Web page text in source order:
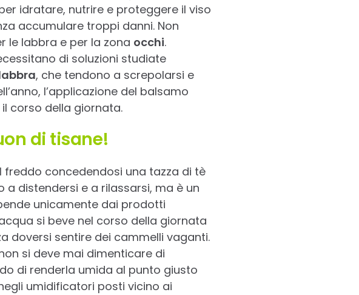
idratare, nutrire e proteggere il viso
accumulare troppi danni. Non
le labbra e per la zona occhi.
di soluzioni studiate
, che tendono a screpolarsi e
l’applicazione del balsamo
corso della giornata.
di tisane!
freddo concedendosi una tazza di tè
distendersi e a rilassarsi, ma è un
unicamente dai prodotti
si beve nel corso della giornata
doversi sentire dei cammelli vaganti.
si deve mai dimenticare di
di renderla umida al punto giusto
umidificatori posti vicino ai